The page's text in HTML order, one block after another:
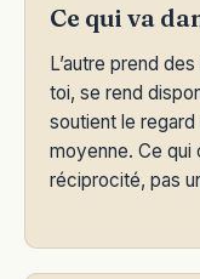
Ce qui va
L’autre prend
toi, se rend
soutient le
moyenne. Ce qui
réciprocité, pas